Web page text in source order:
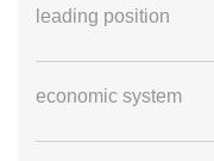
leading position
economic system